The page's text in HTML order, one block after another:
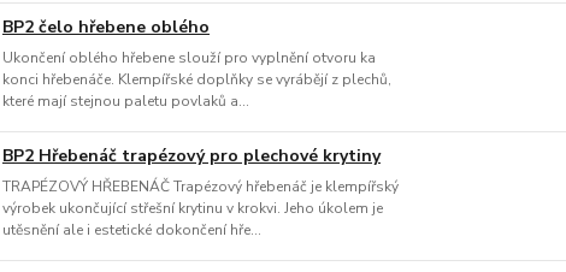
BP2 čelo hřebene oblého
Ukončení oblého hřebene slouží pro vyplnění otvoru ka
konci hřebenáče. Klempířské doplňky se vyrábějí z plechů,
které mají stejnou paletu povlaků a...
BP2 Hřebenáč trapézový pro plechové krytiny
TRAPÉZOVÝ HŘEBENÁČ Trapézový hřebenáč je klempířský
výrobek ukončující střešní krytinu v krokvi. Jeho úkolem je
utěsnění ale i estetické dokončení hře...